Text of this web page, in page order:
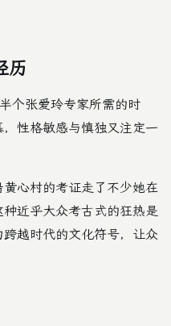
历
个张爱玲专家所需的时
性格敏感与慎独又注定一
心村的考证走了不少她在
近乎大众考古式的狂热是
越时代的文化符号，让众